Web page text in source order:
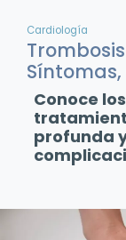
Cardiología
Conoce
profunda